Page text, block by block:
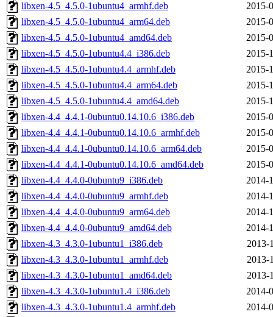
libxen-4.5_4.5.0-1ubuntu4_armhf.deb
2015-
libxen-4.5_4.5.0-1ubuntu4_arm64.deb
2015-
libxen-4.5_4.5.0-1ubuntu4_amd64.deb
2015-
libxen-4.5_4.5.0-1ubuntu4.4_i386.deb
2015-
libxen-4.5_4.5.0-1ubuntu4.4_armhf.deb
2015-
libxen-4.5_4.5.0-1ubuntu4.4_arm64.deb
2015-
libxen-4.5_4.5.0-1ubuntu4.4_amd64.deb
2015-
libxen-4.4_4.4.1-0ubuntu0.14.10.6_i386.deb
2015-
libxen-4.4_4.4.1-0ubuntu0.14.10.6_armhf.deb
2015-
libxen-4.4_4.4.1-0ubuntu0.14.10.6_arm64.deb
2015-
libxen-4.4_4.4.1-0ubuntu0.14.10.6_amd64.deb
2015-
libxen-4.4_4.4.0-0ubuntu9_i386.deb
2014-
libxen-4.4_4.4.0-0ubuntu9_armhf.deb
2014-
libxen-4.4_4.4.0-0ubuntu9_arm64.deb
2014-
libxen-4.4_4.4.0-0ubuntu9_amd64.deb
2014-
libxen-4.3_4.3.0-1ubuntu1_i386.deb
2013-
libxen-4.3_4.3.0-1ubuntu1_armhf.deb
2013-
libxen-4.3_4.3.0-1ubuntu1_amd64.deb
2013-
libxen-4.3_4.3.0-1ubuntu1.4_i386.deb
2014-
libxen-4.3_4.3.0-1ubuntu1.4_armhf.deb
2014-